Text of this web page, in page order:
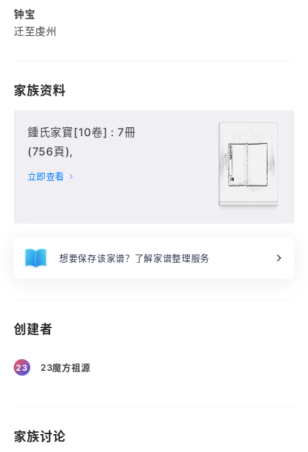
钟宝
迁至虔州
家族资料
鍾氏家寶[10卷] : 7冊
(756頁),
立即查看
想要保存该家谱？了解家谱整理服务
创建者
23 23魔方祖源
家族讨论